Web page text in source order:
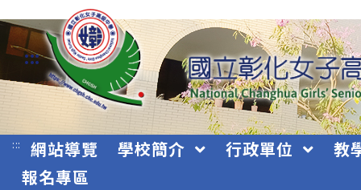
跳
轉
主
要
:::
::: 網站導覽 學校簡介 行政單位
教
報名專區